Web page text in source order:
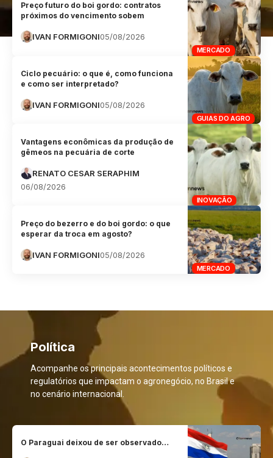
MERCADO
Preço futuro do boi gordo: contratos
próximos do vencimento sobem
IVAN FORMIGONI05/08/2026
GUIAS DO AGRO
Ciclo pecuário: o que é, como funciona
e como ser interpretado?
IVAN FORMIGONI05/08/2026
INOVAÇÃO
Vantagens econômicas da produção de
gêmeos na pecuária de corte
RENATO CESAR SERAPHIM
06/08/2026
MERCADO
Preço do bezerro e do boi gordo: o que
esperar da troca em agosto?
IVAN FORMIGONI05/08/2026
Política
Acompanhe os principais acontecimentos políticos e
regulatórios que impactam o agronegócio, no Brasil e
no cenário internacional.
O Paraguai deixou de ser observado…